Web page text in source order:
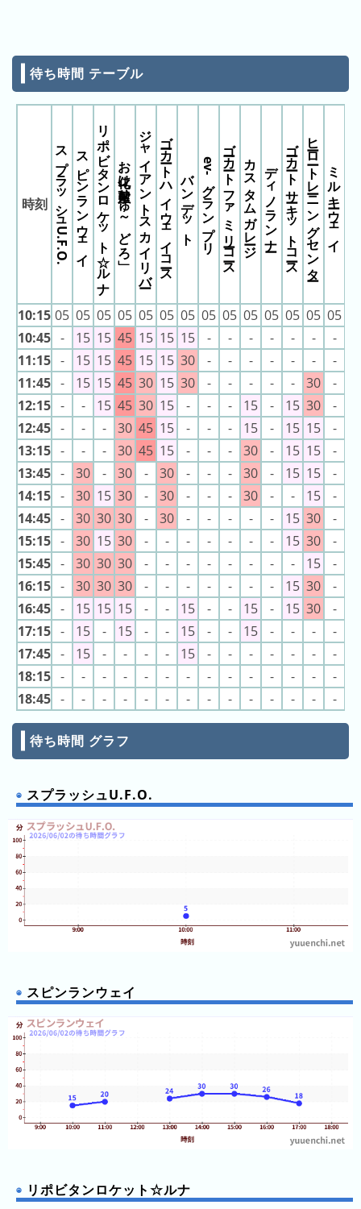
去
年
ン
キ
ン
グ
雑
ラ
ン
キ
ン
グ
日
の
ラ
ン
キ
ン
グ
昨
日
の
ラ
ン
キ
ン
グ
今
月
の
ラ
ン
ン
グ
先
月
の
グ
の
ン
去
ラ
ン
12:10
～どろ」
12:35 ジャイアントスカ
イリバー
12:40
ジャイアントスカ
イリバー
12:45
ジャイアントスカ
イリバー
12:50 ジャイアントスカ
イリバー
12:55 ジャイアントスカ
イリバー
13:00 ジャイアントスカ
イリバー
イリバー
13:10ジャイアントスカ
イリバー
13:15
ジャイアントスカ
イリバー
16:25
スピンランウェイ
待ち時間 テーブル
時刻 スプラッシュU.F.O.スピンランウェイリポビタンロケット☆ルナお化け屋敷「ひゅ～どろ」ジャイアントスカイリバーゴーカート ハイウェイコースバンデットev-グランプリゴーカート ファミリーコースカスタムガレージディノランナーゴーカート サーキットコースヒーロートレーニングセンターミルキーウェイ
10:15 05 05 05 05 05 05 05 05 05 05 05 05 05 05
10:45 - 15 15 45 15 15 15 - - - - - - -
11:15 - 15 15 45 15 15 30 - - - - - - -
11:45 - 15 15 45 30 15 30 - - - - - 30 -
12:15 - - 15 45 30 15 - - - 15 - 15 30 -
12:45 - - - 30 45 15 - - - 15 - 15 15 -
13:15 - - - 30 45 15 - - - 30 - 15 15 -
13:45 - 30 - 30 - 30 - - - 30 - 15 15 -
14:15 - 30 15 30 - 30 - - - 30 - - 15 -
14:45 - 30 30 30 - 30 - - - - - 15 30 -
15:15 - 30 15 30 - - - - - - - 15 30 -
15:45 - 30 30 30 - - - - - - - - 15 -
16:15 - 30 30 30 - - - - - - - 15 30 -
16:45 - 15 15 15 - - 15 - - 15 - 15 30 -
17:15 - 15 - 15 - - 15 - - 15 - - - -
17:45 - 15 - - - - 15 - - - - - - -
18:15 - - - - - - - - - - - - - -
18:45 - - - - - - - - - - - - - -
待ち時間 グラフ
スプラッシュU.F.O.
スピンランウェイ
リポビタンロケット☆ルナ